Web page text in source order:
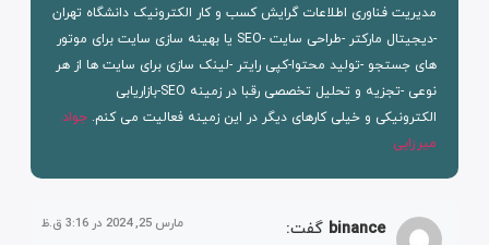
مدیریت فناوری اطلاعات گرایش کسب و کار الکترونیک دانشگاه تهران
-دیجیتال مارکتر -طراحی سایت -SEO یا بهینه سازی سایت برای موتور
های جستجو -تولید محتوا-کپی رایتر -لینک سازی برای سایت ها از هر
نوعی -تجزیه و تحلیل تخصصی رقبا در زمینه SEO-بازاریابی
الکترونیکی و خیلی کارهای دیگر در این زمینه فعالیت می کنم. جواد
میرزایی
binance گفت: مارس 25, 2024 در 3:16 ق.ظ